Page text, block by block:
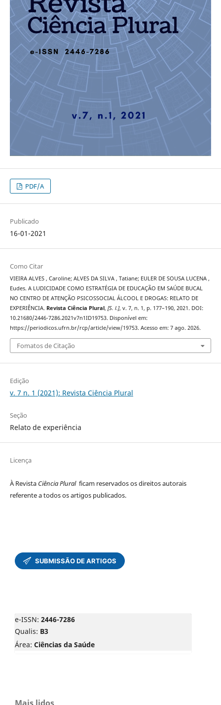
PDF/A
Publicado
16-01-2021
Como Citar
VIEIRA ALVES , Caroline; ALVES DA SILVA , Tatiane; EULER DE SOUSA LUCENA ,
Eudes. A LUDICIDADE COMO ESTRATÉGIA DE EDUCAÇÃO EM SAÚDE BUCAL
NO CENTRO DE ATENÇÃO PSICOSSOCIAL ÁLCOOL E DROGAS: RELATO DE
EXPERIÊNCIA. Revista Ciência Plural, [S. l.], v. 7, n. 1, p. 177–190, 2021. DOI:
10.21680/2446-7286.2021v7n1ID19753. Disponível em:
https://periodicos.ufrn.br/rcp/article/view/19753. Acesso em: 7 ago. 2026.
Fomatos de Citação
Edição
v. 7 n. 1 (2021): Revista Ciência Plural
Seção
Relato de experiência
Licença
À Revista Ciência Plural ficam reservados os direitos autorais
referente a todos os artigos publicados.
e-ISSN: 2446-7286
Qualis: B3
Área: Ciências da Saúde